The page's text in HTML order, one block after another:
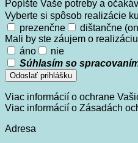
Popíšte Vaše potreby a
Vyberte si spôsob realizácie
prezenčne
dištančne
Mali by ste záujem o
áno
nie
Súhlasím so
Odoslať prihlášku
Viac informácií o ochrane
Viac informácií o Zásadách
Adresa